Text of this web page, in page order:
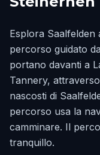
Esplora Saalfelden
percorso guidato
portano davanti a
Tannery,
nascosti di
percorso usa la
camminare. Il
tranquillo.